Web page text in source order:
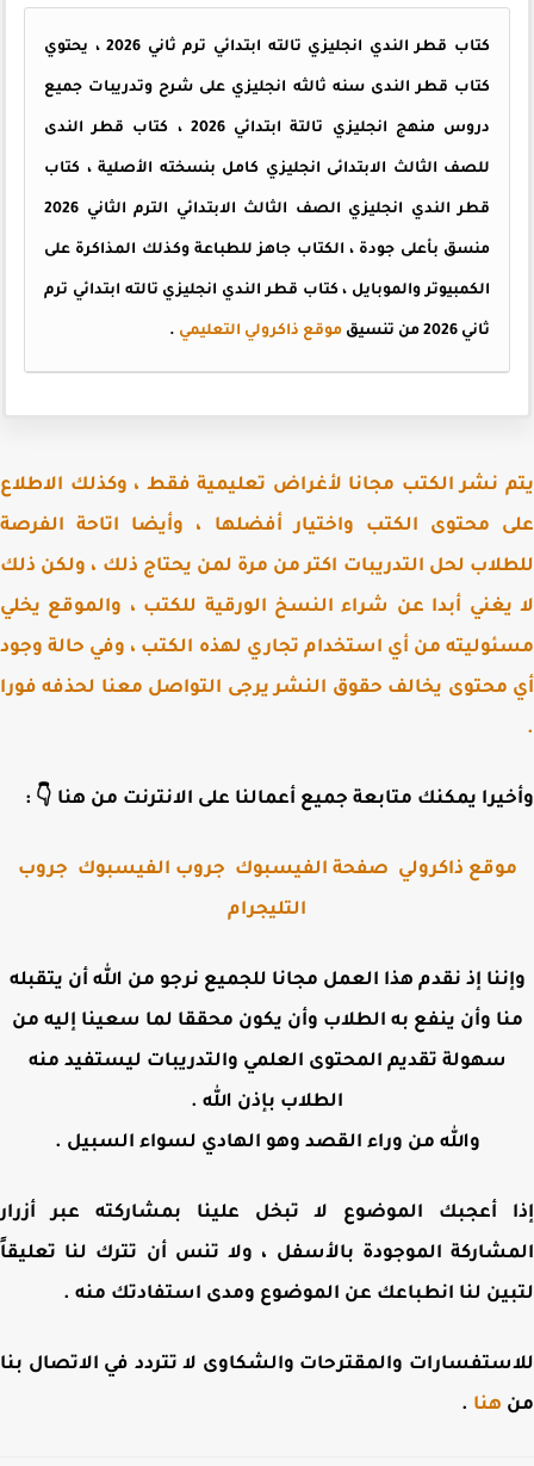
كتاب قطر الندي انجليزي تالته ابتدائي ترم ثاني 2026 ، يحتوي
كتاب قطر الندى سنه ثالثه انجليزي على شرح وتدريبات جميع
دروس منهج انجليزي تالتة ابتدائي 2026 ، كتاب قطر الندى
للصف الثالث الابتدائى انجليزي كامل بنسخته الأصلية ، كتاب
قطر الندي انجليزي الصف الثالث الابتدائي الترم الثاني 2026
منسق بأعلى جودة ، الكتاب جاهز للطباعة وكذلك المذاكرة على
الكمبيوتر والموبايل ، كتاب قطر الندي انجليزي تالته ابتدائي ترم
ثاني 2026 من تنسيق موقع ذاكرولي التعليمي.
نشر الكتب مجانا لأغراض تعليمية فقط ، وكذلك الاطلاع
محتوى الكتب واختيار أفضلها ، وأيضا اتاحة الفرصة
لحل التدريبات اكتر من مرة لمن يحتاج ذلك ، ولكن ذلك
يغني أبدا عن شراء النسخ الورقية للكتب ، والموقع يخلي
من أي استخدام تجاري لهذه الكتب ، وفي حالة وجود
محتوى يخالف حقوق النشر يرجى التواصل معنا لحذفه فورا
يمكنك متابعة جميع أعمالنا على الانترنت من هنا 👇 :
ذاكرولي صفحة الفيسبوك جروب الفيسبوك جروب
التليجرام
إذ نقدم هذا العمل مجانا للجميع نرجو من الله أن يتقبله
وأن ينفع به الطلاب وأن يكون محققا لما سعينا إليه من
سهولة تقديم المحتوى العلمي والتدريبات ليستفيد منه
الطلاب بإذن الله .
والله من وراء القصد وهو الهادي لسواء السبيل .
أعجبك الموضوع لا تبخل علينا بمشاركته عبر أزرار
الموجودة بالأسفل ، ولا تنس أن تترك لنا تعليقاً
لنا انطباعك عن الموضوع ومدى استفادتك منه .
والمقترحات والشكاوى لا تتردد في الاتصال بنا
هنا.